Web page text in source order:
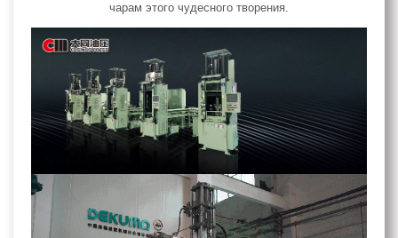
чарам этого чудесного творения.